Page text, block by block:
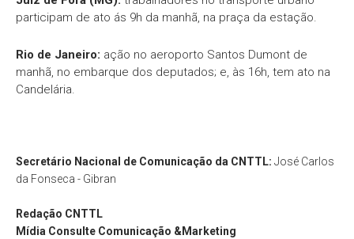
participam de ato ás 9h da manhã, na praça da estação.
Rio de Janeiro: ação no aeroporto Santos Dumont de
manhã, no embarque dos deputados; e, às 16h, tem ato na
Candelária.
Secretário Nacional de Comunicação da CNTTL: José Carlos
da Fonseca - Gibran
Redação CNTTL
Mídia Consulte Comunicação &Marketing